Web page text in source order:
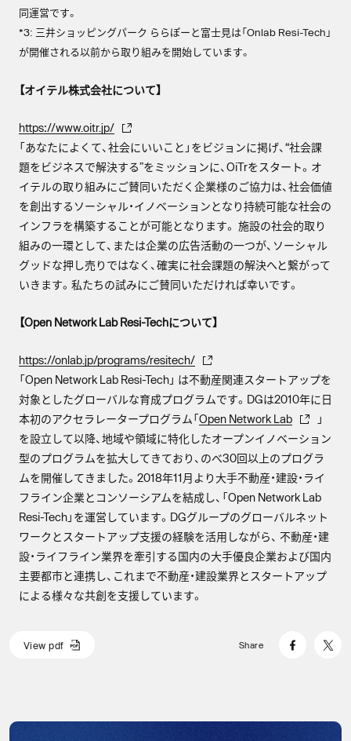
同運営です。
*3: 三井ショッピングパーク ららぽーと富士見は「Onlab Resi-Tech」
が開催される以前から取り組みを開始しています。
【オイテル株式会社について】
https://www.oitr.jp/
「あなたによくて、社会にいいこと」をビジョンに掲げ、“社会課
題をビジネスで解決する”をミッションに、OiTrをスタート。オ
イテルの取り組みにご賛同いただく企業様のご協力は、社会価値
を創出するソーシャル・イノベーションとなり持続可能な社会の
インフラを構築することが可能となります。 施設の社会的取り
組みの一環として、または企業の広告活動の一つが、ソーシャル
グッドな押し売りではなく、確実に社会課題の解決へと繋がって
いきます。私たちの試みにご賛同いただければ幸いです。
【Open Network Lab Resi-Techについて】
https://onlab.jp/programs/resitech/
「Open Network Lab Resi-Tech」 は不動産関連スタートアップを
対象としたグローバルな育成プログラムです。DGは2010年に日
本初のアクセラレータープログラム「Open Network Lab
」
を設立して以降、地域や領域に特化したオープンイノベーション
型のプログラムを拡大してきており、のべ30回以上のプログラ
ムを開催してきました。2018年11月より大手不動産・建設・ライ
フライン企業とコンソーシアムを結成し、「Open Network Lab
Resi-Tech」を運営しています。DGグループのグローバルネット
ワークとスタートアップ支援の経験を活用しながら、 不動産・建
設・ライフライン業界を牽引する国内の大手優良企業および国内
主要都市と連携し、これまで不動産・建設業界とスタートアップ
による様々な共創を支援しています。
View pdf
Share